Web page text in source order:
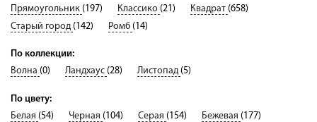
Прямоугольник (197) Классико (21) Квадрат (658)
Старый город (142) Ромб (14)
По коллекции:
Волна (0) Ландхаус (28) Листопад (5)
По цвету:
Белая (54) Черная (104) Серая (154) Бежевая (177)